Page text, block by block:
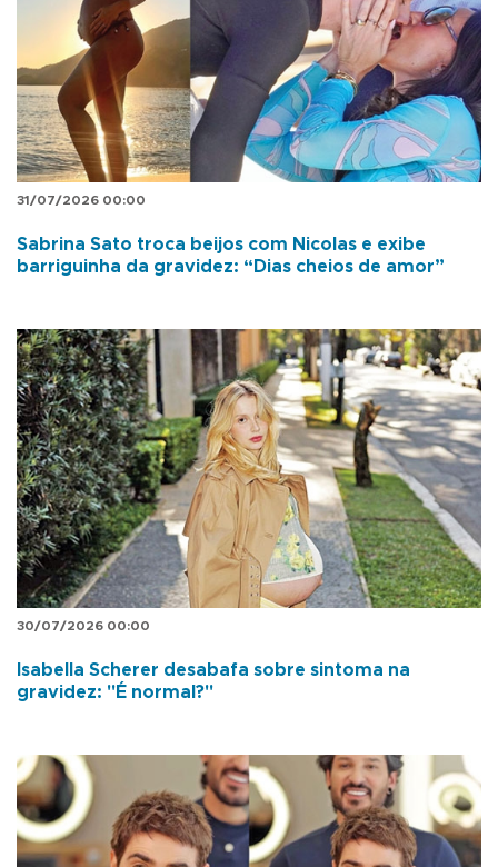
31/07/2026 00:00
Sabrina Sato troca beijos com Nicolas e exibe
barriguinha da gravidez: “Dias cheios de amor”
30/07/2026 00:00
Isabella Scherer desabafa sobre sintoma na
gravidez: "É normal?"